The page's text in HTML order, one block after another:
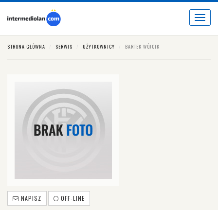
Toggle
STRONA GŁÓWNA SERWIS UŻYTKOWNICY BARTEK WÓJCIK
NAPISZ OFF-LINE